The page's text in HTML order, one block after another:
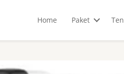
Home Paket